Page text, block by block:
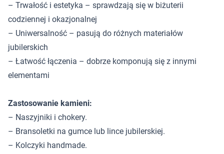
– Trwałość i estetyka – sprawdzają się w biżuterii
codziennej i okazjonalnej
– Uniwersalność – pasują do różnych materiałów
jubilerskich
– Łatwość łączenia – dobrze komponują się z innymi
elementami
Zastosowanie kamieni:
– Naszyjniki i chokery.
– Bransoletki na gumce lub lince jubilerskiej.
– Kolczyki handmade.